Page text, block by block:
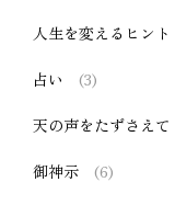
人生を変えるヒント
占い (3)
天の声をたずさえて
御神示 (6)